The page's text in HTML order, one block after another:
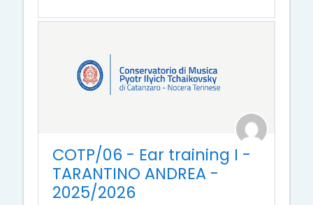
COTP/06 - Ear training I -
TARANTINO ANDREA -
2025/2026